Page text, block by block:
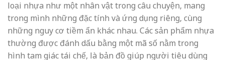
loại nhựa như một nhân vật trong câu chuyện, mang
trong mình những đặc tính và ứng dụng riêng, cùng
những nguy cơ tiềm ẩn khác nhau. Các sản phẩm nhựa
thường được đánh dấu bằng một mã số nằm trong
hình tam giác tái chế, là bản đồ giúp người tiêu dùng